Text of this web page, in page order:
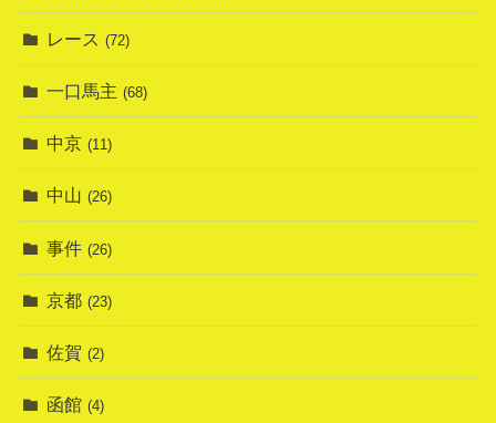
レース (72)
一口馬主 (68)
中京 (11)
中山 (26)
事件 (26)
京都 (23)
佐賀 (2)
函館 (4)